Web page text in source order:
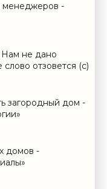
менеджеров -
не дано
отзовется (с)
загородный дом -
домов -